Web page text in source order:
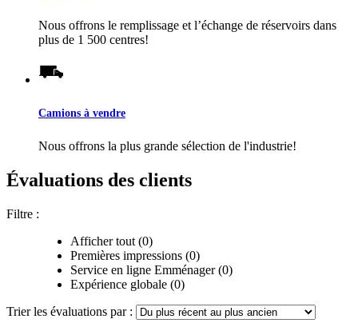
Nous offrons le remplissage et l’échange de réservoirs dans
plus de 1 500 centres!
Camions à vendre
Nous offrons la plus grande sélection de l'industrie!
Évaluations des clients
Filtre :
Afficher tout (0)
Premières impressions (0)
Service en ligne Emménager (0)
Expérience globale (0)
Trier les évaluations par :